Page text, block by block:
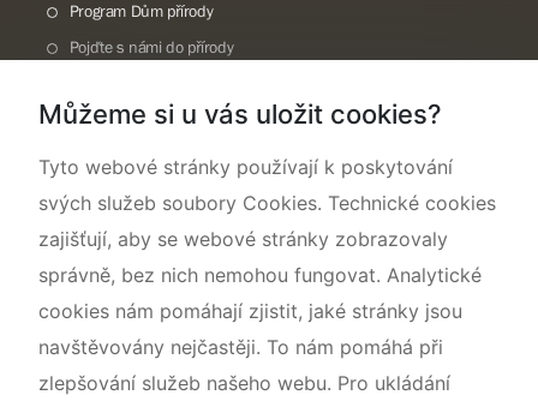
Program Dům přírody
Pojďte s námi do přírody
Rok CHKO pod záštitou České komise pro UNESCO
Můžeme si u vás uložit cookies?
Tyto webové stránky používají k poskytování
svých služeb soubory Cookies. Technické cookies
zajišťují, aby se webové stránky zobrazovaly
správně, bez nich nemohou fungovat. Analytické
cookies nám pomáhají zjistit, jaké stránky jsou
navštěvovány nejčastěji. To nám pomáhá při
zlepšování služeb našeho webu. Pro ukládání